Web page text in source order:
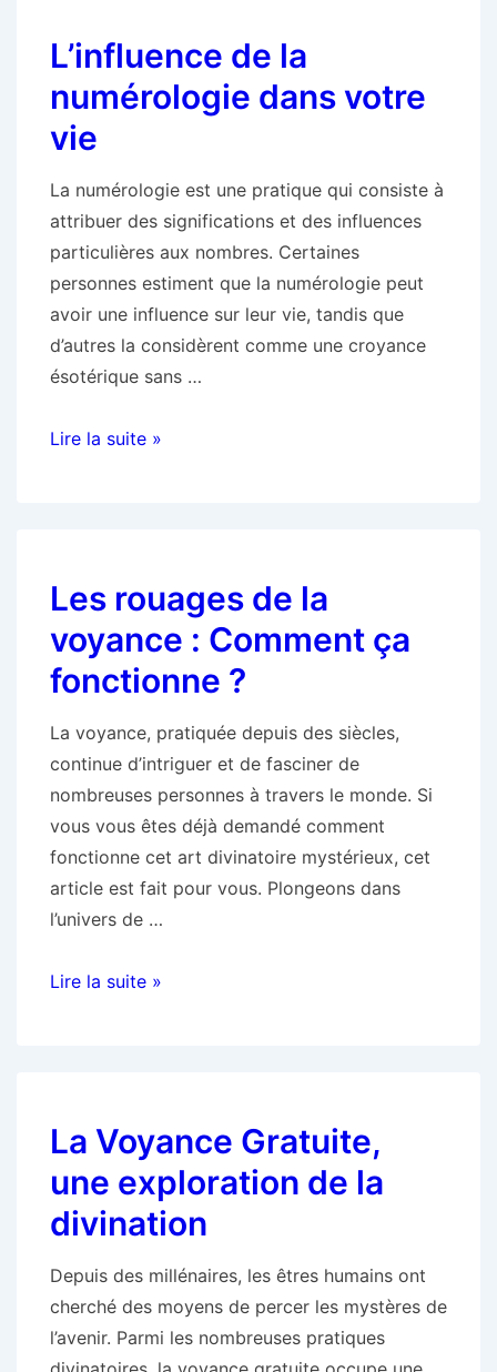
de
L’influence de la
numérologie dans votre
vie
La numérologie est une pratique qui consiste à
attribuer des significations et des influences
particulières aux nombres. Certaines
personnes estiment que la numérologie peut
avoir une influence sur leur vie, tandis que
d’autres la considèrent comme une croyance
ésotérique sans …
L’influence
votre
Lire la suite »
Les rouages de la
voyance : Comment ça
fonctionne ?
La voyance, pratiquée depuis des siècles,
continue d’intriguer et de fasciner de
nombreuses personnes à travers le monde. Si
vous vous êtes déjà demandé comment
fonctionne cet art divinatoire mystérieux, cet
article est fait pour vous. Plongeons dans
l’univers de …
Les
:
ça
fonctionne
Lire la suite »
La Voyance Gratuite,
une exploration de la
divination
Depuis des millénaires, les êtres humains ont
cherché des moyens de percer les mystères de
l’avenir. Parmi les nombreuses pratiques